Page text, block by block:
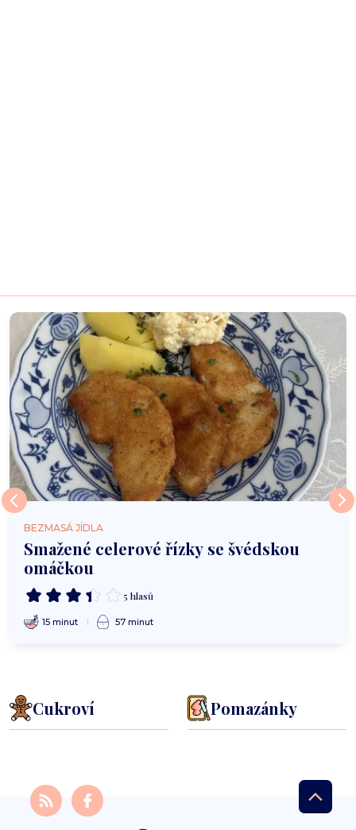
BEZMASÁ JÍDLA
Smažené celerové řízky se švédskou
omáčkou
5 hlasů
15 minut 57 minut
Cukroví Pomazánky